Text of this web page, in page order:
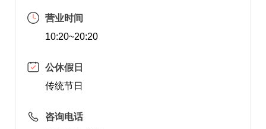
营业时间
10:20~20:20
公休假日
传统节日
咨询电话